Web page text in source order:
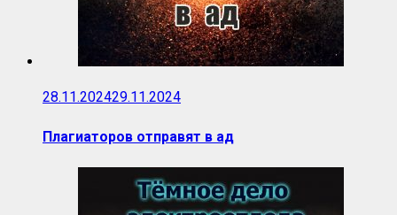
28.11.202429.11.2024
Плагиаторов отправят в ад